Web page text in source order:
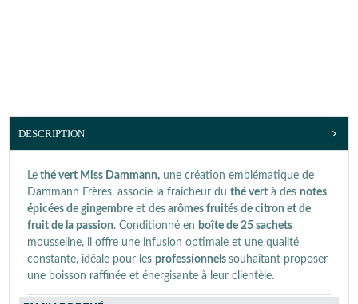
DESCRIPTION
Le thé vert Miss Dammann, une création emblématique de
Dammann Frères, associe la fraîcheur du thé vert à des notes
épicées de gingembre et des arômes fruités de citron et de
fruit de la passion. Conditionné en boîte de 25 sachets
mousseline, il offre une infusion optimale et une qualité
constante, idéale pour les professionnels souhaitant proposer
une boisson raffinée et énergisante à leur clientèle.